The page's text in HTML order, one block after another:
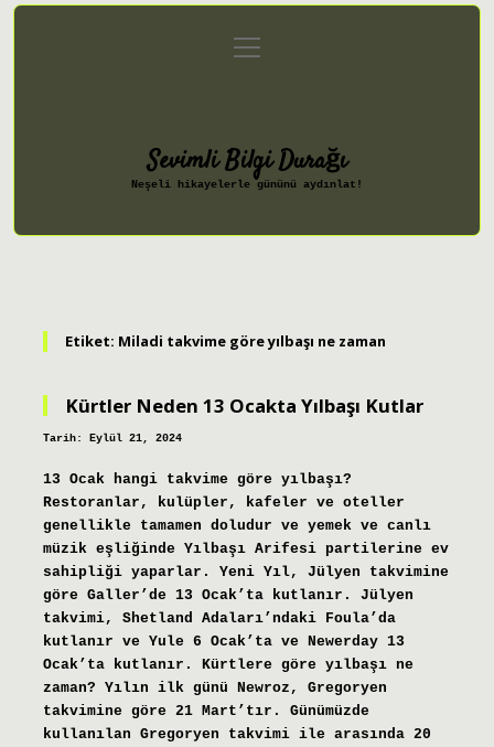
Gizlilik Politikası
menüyü
aç
Sevimli Bilgi Durağı
Neşeli hikayelerle gününü aydınlat!
Etiket: Miladi takvime göre yılbaşı ne zaman
Kürtler Neden 13 Ocakta Yılbaşı Kutlar
Tarih: Eylül 21, 2024
13 Ocak hangi takvime göre yılbaşı?
Restoranlar, kulüpler, kafeler ve oteller
genellikle tamamen doludur ve yemek ve canlı
müzik eşliğinde Yılbaşı Arifesi partilerine ev
sahipliği yaparlar. Yeni Yıl, Jülyen takvimine
göre Galler’de 13 Ocak’ta kutlanır. Jülyen
takvimi, Shetland Adaları’ndaki Foula’da
kutlanır ve Yule 6 Ocak’ta ve Newerday 13
Ocak’ta kutlanır. Kürtlere göre yılbaşı ne
zaman? Yılın ilk günü Newroz, Gregoryen
takvimine göre 21 Mart’tır. Günümüzde
kullanılan Gregoryen takvimi ile arasında 20